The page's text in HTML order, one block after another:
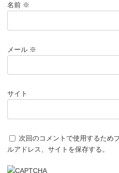
名前 ※
メール ※
サイト
次回のコメントで使用するため
ルアドレス、サイトを保存する。